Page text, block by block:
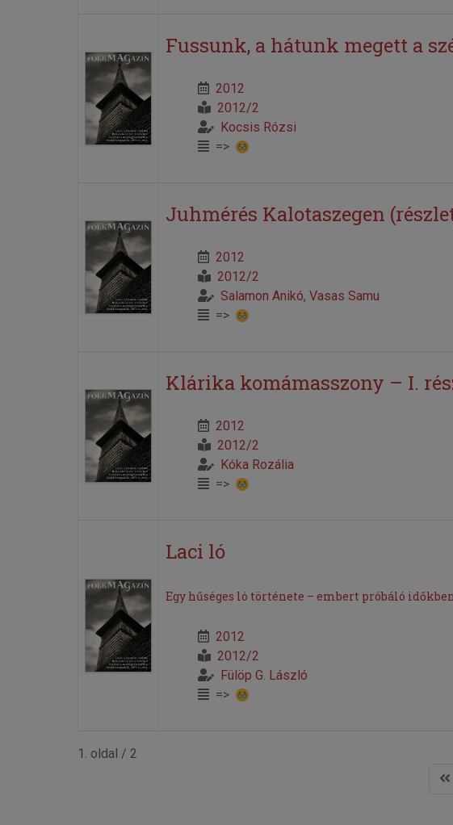
Fussunk, a hátunk megett a
2012
2012/2
Kocsis Rózsi
=>
Juhmérés Kalotaszegen
2012
2012/2
Salamon Anikó, Vasas Samu
=>
Klárika komámasszony – I.
2012
2012/2
Kóka Rozália
=>
Laci ló
Egy hűséges ló története – embert próbáló
2012
2012/2
Fülöp G. László
=>
1. oldal / 2